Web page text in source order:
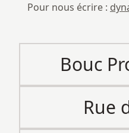
Pour nous écrire :
Bouc
Rue